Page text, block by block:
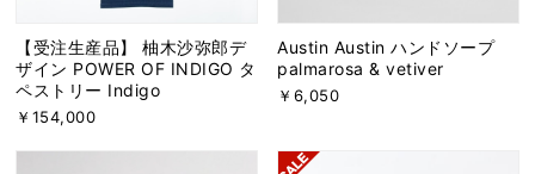
【受注生産品】 柚木沙弥郎デ
ザイン POWER OF INDIGO タ
ペストリー Indigo
￥154,000
Austin Austin ハンドソープ
palmarosa & vetiver
￥6,050